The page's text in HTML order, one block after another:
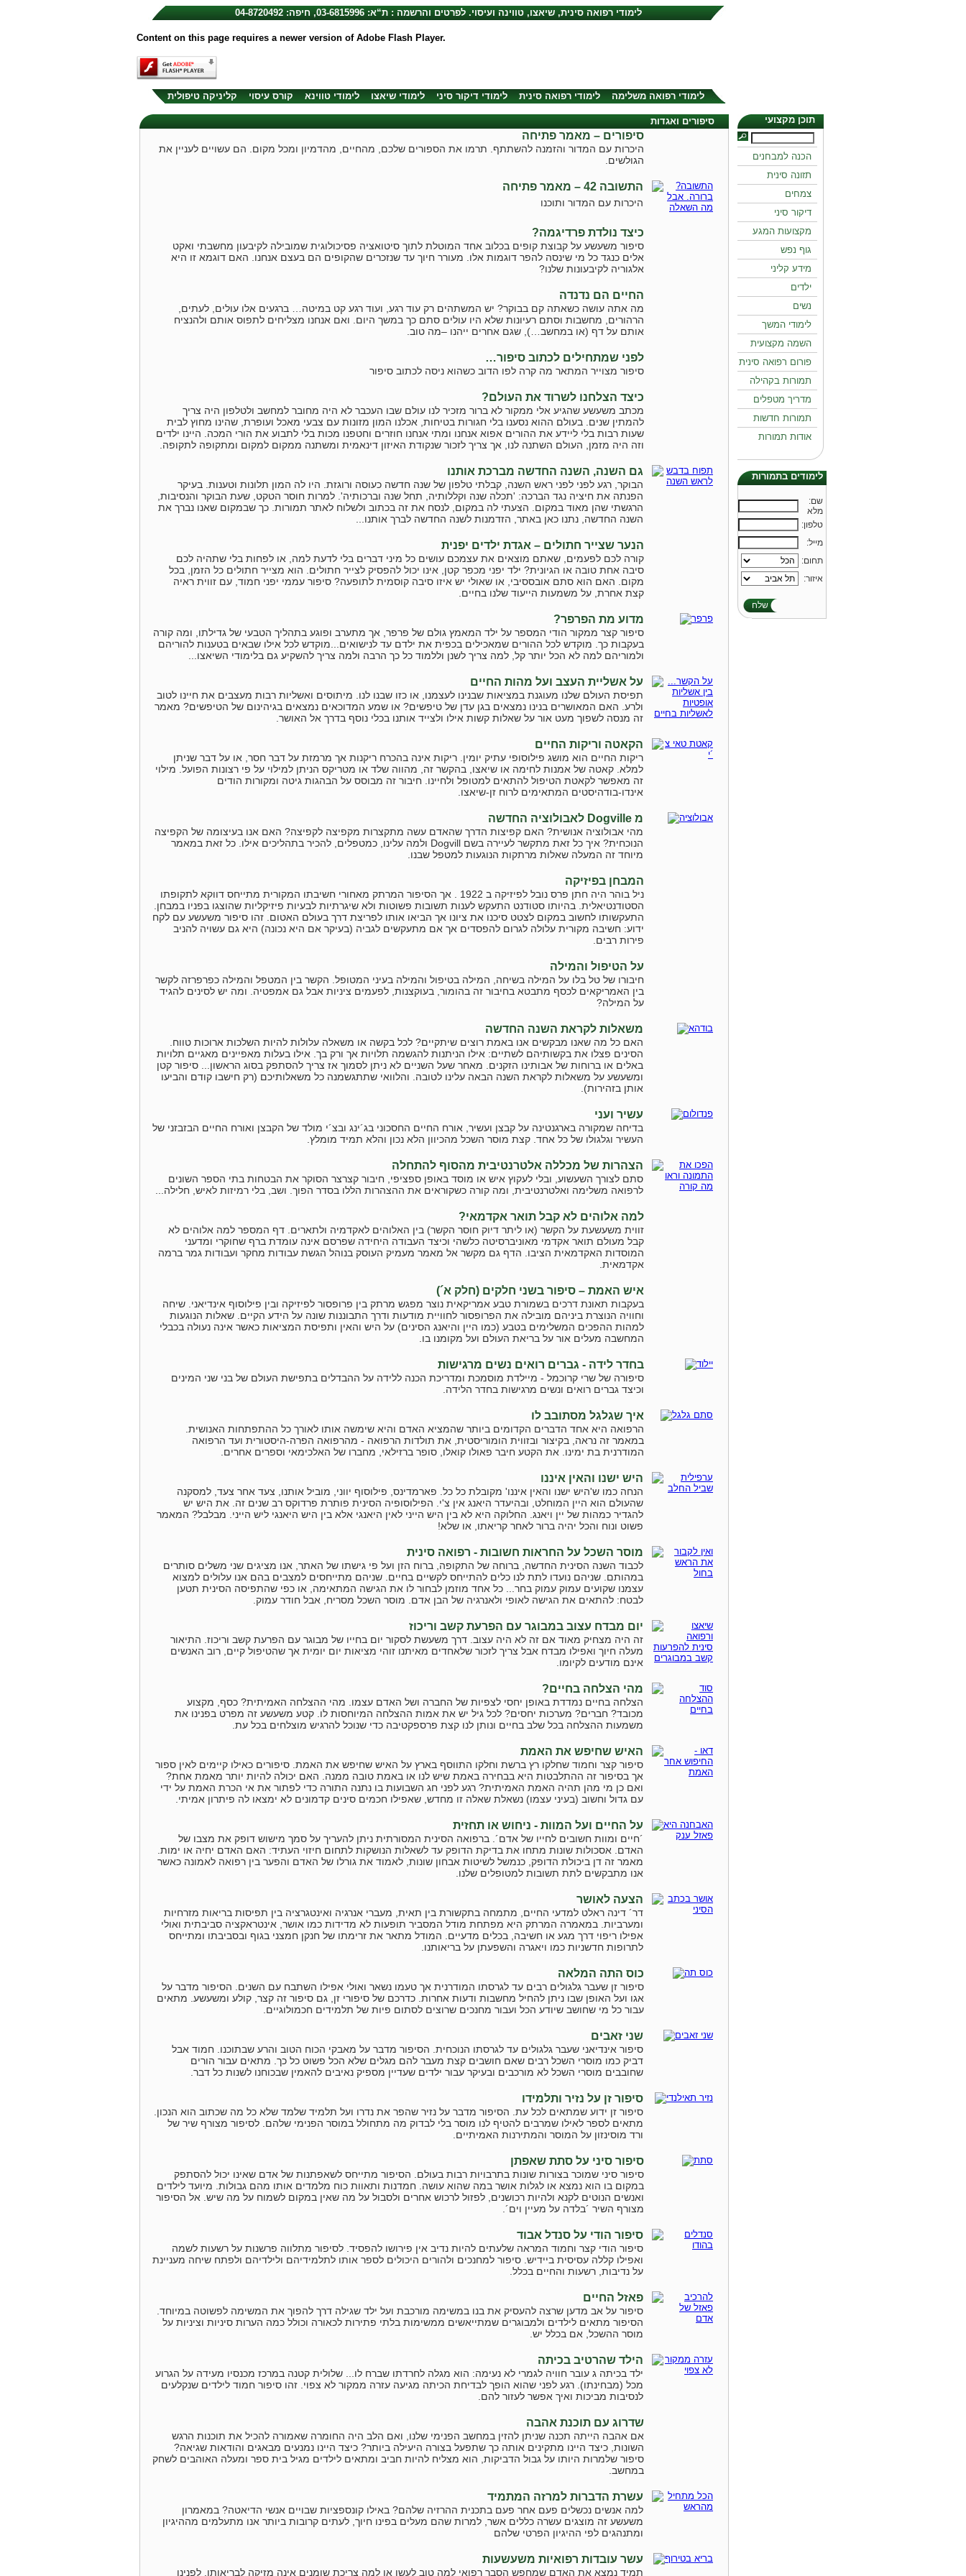
לימודי רפואה סינית, שיאצו, טווינה ועיסוי. לפרטים והרשמה : ת“א: 03-6815996, חיפה: 04-8720492
Content on this page requires a newer version of Adobe Flash Player.
לימודי רפואה משלימה לימודי רפואה סינית לימודי דיקור סיני לימודי שיאצו לימודי טווינא קורס עיסוי קליניקה טיפולית
סיפורים ואגדות
סיפורים – מאמר פתיחה
היכרות עם המדור והזמנה להשתתף. תרמו את הספורים שלכם, מהחיים, מהדמיון ומכל מקום. הם עשויים לעניין את
הגולשים.
התשובה 42 – מאמר פתיחה
היכרות עם המדור ותוכנו
כיצד נולדת פרדיגמה?
סיפור משעשע על קבוצת קופים בכלוב אחד המוטלת לתוך סיטואציה פסיכולוגית שמובילה לקיבעון מחשבתי ואקט
אלים כנגד כל מי שינסה להפר דוגמות אלו. מעורר חיוך עד שנזכרים שהקופים הם בעצם אנחנו. האם דוגמא זו היא
אלגוריה לקיבעונות שלנו?
החיים הם נדנדה
מה אתה עושה כשאתה קם בבוקר? יש המשתהים רק עוד רגע, ועוד רגע קט במיטה… ברגעים אלו עולים, לעתים,
הרהורים, מחשבות וסתם רעיונות שלא היו עולים סתם כך במשך היום. ואם אנחנו מצליחים לתפוס אותם ולהנציח
אותם על דף (או במחשב…), שגם אחרים ייהנו –מה טוב.
לפני שמתחילים לכתוב סיפור…
סיפור מצוייר המתאר מה קרה לפו הדוב כשהוא ניסה לכתוב סיפור
כיצד הצלחנו לשרוד את העולם?
מכתב משעשע שהגיע אלי ממקור לא ברור מזכיר לנו עולם שבו העכבר לא היה מחובר למחשב ולטלפון היה צריך
להמתין שנים. בעולם ההוא נסענו בלי חגורות בטיחות, אכלנו המון מזונות עם צבעי מאכל ועופרת, שהינו מחוץ לבית
שעות רבות בלי ליידע את ההורים אפוא אנחנו ומתי אנחנו חוזרים וחטפנו מכות בלי לתבוע את הורי המכה. היינו ילדים
וזה היה מזמן, העולם השתנה לנו, אך צריך לזכור שנקודת האיזון דינאמית ומשתנה ממקום למקום ומתקופה לתקופה.
גם השנה, השנה החדשה מברכת אותנו
הבוקר, רגע לפני לפני ראש השנה, קבלתי טלפון של שנה חדשה כעוסה ורוגזת. היו לה המון תלונות וטענות. בעיקר
הפנתה את חיציה נגד הברכה: 'תכלה שנה וקללותיה, תחל שנה וברכותיה'. למרות חוסר הטקט, שעת הבוקר והנסיבות,
הרגשתי שהן מאוד במקום. הצעתי לה במקום, לנסח את זה בכתוב ולשלוח לאתר תמורות. כך שבמקום שאנו נברך את
השנה החדשה, נתנו כאן באתר, הזדמנות לשנה החדשה לברך אותנו...
הנער שצייר חתולים – אגדת ילדים יפנית
קורה לכם לפעמים, שאתם מוצאים את עצמכם עושים כל מיני דברים בלי לדעת למה, או לפחות בלי שתהיה לכם
סיבה אחת טובה או הגיונית? ילד יפני מכפר קטן, אינו יכול להפסיק לצייר חתולים. הוא מצייר חתולים כל הזמן, בכל
מקום. האם הוא סתם אובססיבי, או שאולי יש איזו סיבה קוסמית לתופעה? סיפור עממי יפני חמוד, עם זווית ראיה
קצת אחרת, על משמעות הייעוד שלנו בחיים.
מדוע מת הפרפר?
סיפור קצר ממקור הודי המספר על ילד המאמץ גולם של פרפר, אך מתערב ופוגע בתהליך הטבעי של גדילתו, ומה קורה
בעקבות כך. מוקדש לכל ההורים שמאכילים בכפית את ילדם עד לנישואים...מוקדש לכל אילו שבאים בטענות להוריהם
ולמוריהם למה לא הכל יותר קל, למה צריך לשנן וללמוד כל כך הרבה ולמה צריך להשקיע גם בלימודי השיאצו...
על אשליית העצב ועל מהות החיים
תפיסת העולם שלנו מעוגנת במציאות שבנינו לעצמנו, או כזו שבנו לנו. מיתוסים ואשליות רבות מעצבים את חיינו לטוב
ולרע. האם המאושרים בנינו נמצאים בגן עדן של טיפשים? או שמע המדוכאים נמצאים בגיהינום של הטיפשים? מאמר
זה מנסה לשפוך מעט אור על שאלות קשות אילו ולצייד אותנו בכלי נוסף בדרך אל האושר.
הקאטה וריקות החיים
ריקות החיים הוא מושג פילוסופי עתיק יומין. ריקות אינה בהכרח ריקנות אך מרמזת על דבר חסר, או על דבר שניתן
למלא. קאטה של אמנות לחימה או שיאצו, בהקשר זה, מהווה שלד או מטריקס הניתן למילוי על פי רצונות הפועל. מילוי
זה מאפשר לקאטת הטיפול להתאים למטופל ולחיינו. חיבור זה מבוסס על הבהגות גיטה ומקורות הודים
אינדו-בודהיסטים המתאימים לרוח זן-שיאצו.
מ Dogville לאבולוציה החדשה
מהי אבולוציה אנושית? האם קפיצות הדרך שהאדם עשה מתקצרות מקפיצה לקפיצה? האם אנו בעיצומה של הקפיצה
הנוכחית? איך כל זאת מתקשר לעיירה בשם Dogvill ולמה עלינו, כמטפלים, להכיר בתהליכים אילו. כל זאת במאמר
מיוחד זה המעלה שאלות מרתקות הנוגעות למטפל שבנו.
המבחן בפיזיקה
ניל בוהר היה חתן פרס נובל לפיזיקה ב 1922 . אך הסיפור המרתק מאחורי חשיבתו המקורית מתייחס דווקא לתקופתו
הסטודנטיאלית. בהיותו סטודנט התעקש לענות תשובות פשוטות ולא שיגרתיות לבעיות פיזיקליות שהוצגו בפניו במבחן.
התעקשותו לחשוב במקום לצטט סיכנו את ציונו אך הביאו אותו לפריצת דרך בעולם האטום. זהו סיפור משעשע עם לקח
ידוע: חשיבה מקורית עלולה לגרום להפסדים אך אם מתעקשים לגביה (בעיקר אם היא נכונה) היא גם עשויה להניב
פירות רבים.
על הטיפול והמילה
חיבורו של טל בלו על המילה בשיחה, המילה בטיפול והמילה בעיני המטופל. הקשר בין המטפל והמילה כפרפרזה לקשר
בין האמריקאים לכסף מתבטא בחיבור זה בהומור, בעוקצנות, לפעמים ציניות אבל גם אמפטיה. ומה יש לסינים להגיד
על המילה?
משאלות לקראת השנה החדשה
האם כל מה שאנו מבקשים אנו באמת רוצים שיתקיים? לכל בקשה או משאלה עלולות להיות השלכות ארוכות טווח.
הסינים פצלו את בקשותיהם לשתיים: אילו הניתנות להגשמה תלויות אך ורק בך. אילו בעלות מאפיינים מאגיים תלויות
באלים או ברוחות של אבותינו הזקנים. מאחר שעל השניים לא ניתן לסמוך אז צריך להסתפק בסוג הראשון... סיפור קטן
ומשעשע על משאלות לקראת השנה הבאה עלינו לטובה. והלוואי שתתגשמנה כל משאלותיכם (רק חישבו קודם והביעו
אותן בזהירות).
עשיר ועני
בדיחה שמקורה בארגנטינה על קבצן ועשיר, אורח החיים החסכוני בג´ינג ובצ´י מולד של הקבצן ואורח החיים הבזבזני של
העשיר וגלגולו של כל אחד. קצת מוסר השכל מהכיוון הלא נכון והלא תמיד מומלץ.
הצהרות של מכללה אלטרנטיבית מהסוף להתחלה
סתם לצורך השעשוע, ובלי לעקוץ איש או מוסד באופן ספציפי, חיבור קצרצר הסוקר את הבטחות בתי הספר השונים
לרפואה משלימה ואלטרנטיבית, ומה קורה כשקוראים את ההצהרות הללו בסדר הפוך. ושב, בלי רמיזות לאיש, חלילה...
למה אלוהים לא קבל תואר אקדמאי?
זווית משעשעת על הקשר (או ליתר דיוק חוסר הקשר) בין האלוהים לאקדמיה ולתארים. דף המספר למה אלוהים לא
קבל מעולם תואר אקדמי מאוניברסיטה כלשהי וכיצד העבודה היחידה שפרסם אינה עומדת ברף שחוקרי ומדעני
המוסדות האקדמאית הציבו. הדף גם מקשר אל מאמר מעמיק העוסק בנוהל הגשת עבודות מחקר ועבודות גמר ברמה
אקדמאית.
איש האמת – סיפור בשני חלקים (חלק א´)
בעקבות תאונת דרכים בשמורת טבע אמריקאית נוצר מפגש מרתק בין פרופסור לפיזיקה ובין פילוסוף אינדיאני. שיחה
וחוויה הנוצרת ביניהם מובילה את הפרופסור לחוויית מודעות ודרך התבוננות שונה על הידע הקיים. שאלות הנוגעות
למהות ההפכים המשלימים בטבע (כמו היין והיאנג הסינים) על היש והאין ותפיסת המציאות כאשר אינה נעולה בכבלי
המחשבה מעלים אור על בריאת העולם ועל מקומנו בו.
בחדר לידה - גברים רואים נשים מרגישות
סיפורה של שרי קרוכמל - מיילדת מוסמכת ומדריכת הכנה ללידה על ההבדלים בתפישת העולם של בני שני המינים
וכיצד גברים רואים ונשים מרגישות בחדר הלידה.
איך שגלגל מסתובב לו
הרפואה היא אחד הדברים הקדומים ביותר שהמציא האדם והיא שימשה אותו לאורך כל ההתפתחות האנושית.
במאמר זה נראה, בקיצור ובזווית הומוריסטית, את תולדות הרפואה - מהרפואה הפרה-היסטורית ועד הרפואה
המודרנית בת ימינו. את הקטע חיבר פאולו קואלו, סופר ברזילאי, מחברו של האלכימאי וספרים אחרים.
היש ישנו והאין איננו
הנחה כמו ש'היש ישנו והאין איננו' מקובלת כל כל. פארמדינס, פילוסוף יווני, מוביל אותנו, צעד אחר צעד, למסקנה
שהעולם הוא היין המוחלט, ובהיעדר היאנג אין צ'י. הפילוסופיה הסינית פותרת פרדוקס רב שנים זה. את היש יש
להגדיר כמהות של יין ויאנג. החלוקה היא לא בין היש הייני לאין היאנגי אלא בין היש היאנגי ליש הייני. מבלבל? המאמר
פשוט ונוח והכל יהיה ברור לאחר קריאתו, או שלא!
מוסר השכל על החראות חשובות - רפואה סינית
לכבוד השנה הסינית החדשה, ברוחה של התקופה, ברוח הזן ועל פי גישתו של האתר, אנו מציגים שני משלים סותרים
במהותם. שניהם נועדו לתת לנו כלים להתייחס לקשיים בחיים. שניהם מתייחסים למצבים בהם אנו עלולים למצוא
עצמנו שקועים עמוק עמוק בחר... כל אחד מוזמן לבחור לו את הגישה המתאימה, או כפי שהתפיסה הסינית תטען
לבטח: להתאים את הגישה לאופי ולאנרגיה של הבן אדם. מוסר השכל מסריח, אבל חודר עמוק.
יום מבדח עצוב במבוגר עם הפרעת קשב וריכוז
זה היה מצחיק מאוד אם זה לא היה עצוב. דרך משעשת לסקור יום בחייו של מבוגר עם הפרעת קשב וריכוז. התיאור
מעלה חיוך ואפילו מבדח אבל צריך לזכור שלאחדים מאיתנו זוהי מציאות יום יומית אך שהטיפול קיים, רוב האנשים
אינם מודעים לקיומו.
מהי הצלחה בחיים?
הצלחה בחיים נמדדת באופן יחסי לצפיות של החברה ושל האדם עצמו. מהי ההצלחה האמיתית? כסף, מקצוע
מכובד? חברים? מערכות יחסים? לכל גיל יש את אמות ההצלחה המיוחסות לו. קטע משעשע זה מפרט בפנינו את
משמעות ההצלחה בכל שלב בחיים ונותן לנו קצת פרספקטיבה כדי שנוכל להרגיש מוצלחים בכל עת.
האיש שחיפש את האמת
סיפור קצר וחמוד שחלקו רץ ברשת וחלקו התווסף בארץ על האיש שחיפש את האמת. סיפורים כאילו קיימים לאין ספור
אך בסיפור זה ההתלבטות היא בבחירה באמת שיש לנו או באמת טובה ממנה. האם יכולה להיות יותר מאמת אחת?
ואם כן מי מהן תהיה האמת האמיתית? רגע לפני חג השבועות בו נתנה התורה כדי לפתור את אי הכרת האמת על ידי
עם גדול וחשוב (בעיני עצמו) נשאלת שאלה זו מחדש, שאפילו חכמים סינים קדמונים לא ימצאו לה פיתרון אמיתי.
על החיים ועל המוות - ניחוש או תחזית
´חיים ומוות חשובים לחייו של אדם´. ברפואה הסינית המסורתית ניתן להעריך על סמך מישוש דופק את מצבו של
האדם. אסכולות שונות מתחו את בדיקת הדופק עד לשאלות הנושקות לתחום חיזוי העתיד: האם האדם יחיה או ימות.
מאמר זה דן ביכולת הדופק, כנמשל לשיטות אבחון שונות, לאמוד את גורלו של האדם והפער בין רפואה לאמונה כאשר
אנו מתבקשים לתת תשובות למטופלים שלנו.
הצעה לאושר
דר´ דינה ראלט למדעי החיים, מתמחה בתקשורת בין תאית, מעברי אנרגיה ואינטגרציה בין תפיסות בריאות מזרחיות
ומערביות. במאמרה המרתק היא מפתחת מודל המסביר תופעות לא מדידות כמו אושר, אינטראקציה סביבתית ואולי
אפילו ריפוי דרך מגע או חשיבה, בכלים מדעיים. המודל מתאר את זרימתו של חנקן חמצני בגוף ובסביבתו ומתייחס
לתרופות חדשניות כמו ויאגרה והשפעתן על בריאותנו.
כוס התה המלאה
סיפור זן שעבר גלגולים רבים עד לגרסתו המודרנית אך טעמו נשאר ואולי אפילו השתבח עם השנים. הסיפור מדבר על
אגו ועל האופן שבו ניתן להחיל מחשבות ודעות אחרות. כדרכם של סיפורי זן, גם סיפור זה קצר, קולע ומשעשע. מתאים
עבור כל מי שחושב שיודע הכל ועבור מחנכים שרוצים לסתום פיות של תלמידים חכמולוגיים.
שני זאבים
סיפור אינדיאני שעבר גלגולים עד לגרסתו הנוכחית. הסיפור מדבר על מאבקי הכוח הטוב והרע שבתוכנו. חמוד אבל
דביק כמו מוסרי השכל רבים שאם חושבים קצת מעבר להם מגלים שלא הכל פשוט כל כך. מתאים עבור הורים
שחובבים מוסרי השכל לא מורכבים ובעיקר עבור ילדים שעדיין מספיק נאיבים להאמין שבכוחנו לשנות כל דבר.
סיפור זן על נזיר ותלמידו
סיפור זן ידוע שמתאים לכל עת. הסיפור מדבר על נזיר שהפר את נדרו ועל תלמיד שלמד שלא כל מה שכתוב הוא הנכון.
מתאים לספר לאילו שמרבים להטיף לנו מוסר בלי לבדוק מה מתחולל במוסר הפנימי שלהם. לסיפור מצורף שיר של
ורד מוסינזון על המוסר והמתירנות האמיתיים.
סיפור סיני על סתת שאפתן
סיפור סיני שמוכר בצורות שונות בתרבויות רבות בעולם. הסיפור מתייחס לשאפתנות של אדם שאינו יכול להסתפק
במקום בו הוא נמצא או לגלות אושר במה שהוא עושה. חמדנות ותאוות כוח מלמדים אותו מהם גבולות. מיועד לילדים
ואנשים הנוטים לקנא ולהיות רכושנים, לפזול לרכוש אחרים ולסבול על מה שאין במקום לשמוח על מה שיש. אל הסיפור
מצורף השיר ´בלדה על מעיין וים´.
סיפור הודי על סנדל אבוד
סיפור הודי קצר וחמוד המראה שלעתים להיות נדיב אין פירושו להפסיד. לסיפור מתלווה פרשנות על רשעות לשמה
ואפילו קללה עסיסית ביידיש. סיפור למחנכים ולהורים היכולים לספר אותו לתלמידיהם ולילדיהם ולפתח שיחה מעניינת
על נדיבות, רשעות והחיים בכלל.
פאזל החיים
סיפור על אב מדען שרצה להעסיק את בנו במשימה מורכבת ועל ילד שגילה דרך להפוך את המשימה לפשוטה במיוחד.
הסיפור מתאים לילדים ולמבוגרים שמתייאשים ממשימות בלתי פתירות לכאורה וכולל כמה הערות סיניות וציניות על
מוסר ההשכל, אם בכלל יש.
הילד שהרטיב בכיתה
ילד בכיתה ג עובר חוויה לגמרי לא נעימה: הוא מגלה לחרדתו שברח לו... שלולית קטנה במרכז מכנסיו מעידה על הגרוע
מכל (מבחינתו). רגע לפני שהוא הופך לבדיחת הכיתה מגיעה עזרה ממקור לא צפוי. זהו סיפור חמוד לילדים שנקלעים
לנסיבות מביכות ואיך אפשר לעזור להם.
שדרוג עם תוכנת אהבה
אם אהבה הייתה תכנה שניתן להזין במחשב הפנימי שלנו, ואם הלב היה החומרה שאמורה להכיל את תוכנות הרגש
השונות, כיצד היינו מתקינים אותה כך שתפעל בצורה היעילה ביותר? כיצד היינו נמנעים מבאגים והודאות שגיאה?
סיפור שלמרות היותו על גבול הדביקות, הוא מצליח להיות חביב ומתאים לילדים מגיל בית ספר ומעלה האוהבים לשחק
במחשב.
עשרת הדברות למרזה המתמיד
למה אנשים נכשלים פעם אחר פעם בתכנית ההרזיה שלהם? באילו קונספציות שבויים אנשי הדיאטה? במאמרון
משעשע זה מוצגים עשרה כללים אשר, למרות שהם מעלים בפינו חיוך, לעתים קרובות ביותר אנו מתעלמים מההיגיון
ומתנהגים לפי ההיגיון הפרטי שלהם
עשר עובדות רפואיות משעשעות
תמיד נמצא את האדם שמחפש הסבר רפואי למה טוב לעשן או למה צריכת שומנים אינה מזיקה לבריאותו. לפנינו
תוכן מקצועי
הכנה למבחנים
תזונה סינית
צמחים
דיקור סיני
מקצועות המגע
גוף נפש
מידע קליני
ילדים
נשים
לימודי המשך
השמה מקצועית
פורום רפואה סינית
תמורות בקהילה
מדריך מטפלים
תמורות חדשות
אודות תמורות
לימודים בתמורות
:שם
מלא
:טלפון
:מייל
:תחום
:איזור
שלח